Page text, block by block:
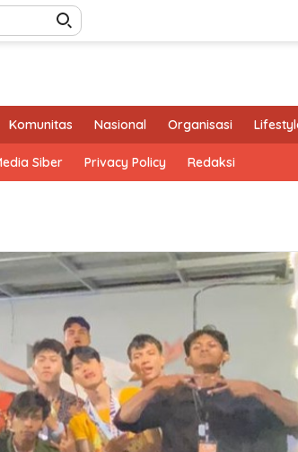
Komunitas Nasional Organisasi
Siber Privacy Policy Redaksi